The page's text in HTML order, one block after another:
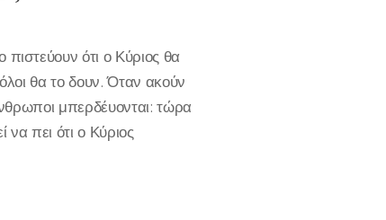
ότι ο Κύριος θα
θα το δουν. Όταν ακούν
μπερδέυονται: τώρα
πει ότι ο Κύριος